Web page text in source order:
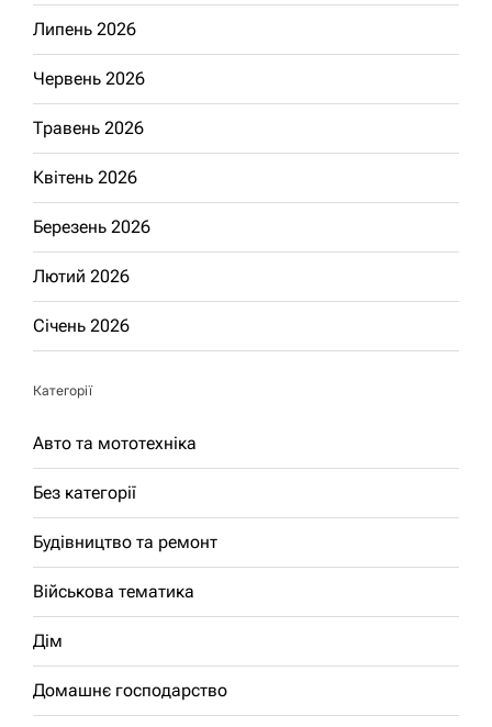
Липень 2026
Червень 2026
Травень 2026
Квітень 2026
Березень 2026
Лютий 2026
Січень 2026
Категорії
Авто та мототехніка
Без категорії
Будівництво та ремонт
Військова тематика
Дім
Домашнє господарство